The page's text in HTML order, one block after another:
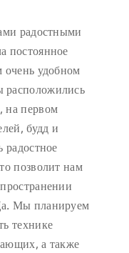
радостными
постоянное
очень удобном
на первом
будд и
радостное
позволит нам
Мы планируем
технике
а также